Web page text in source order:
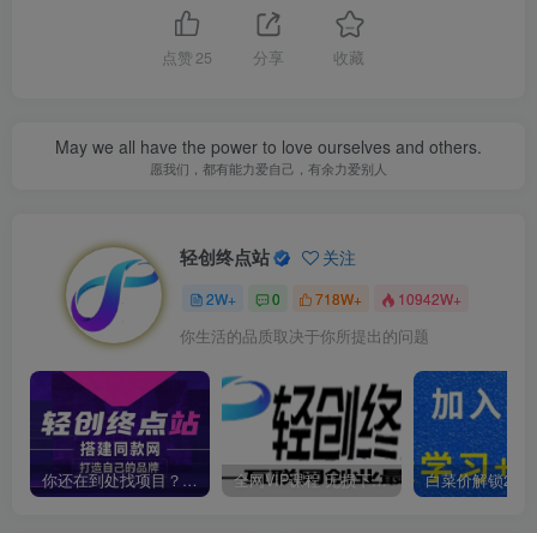
点赞 25 分享 收藏
May we all have the power to love ourselves and others.
愿我们，都有能力爱自己，有余力爱别人
轻创终点站 关注
2W+ 0 718W+ 10942W+
你生活的品质取决于你所提出的问题
你还在到处找项目？还在当韭菜？我靠卖项目一个月收入5万+，曾经我也是个失败者。 全网VIP课程 无损下载~